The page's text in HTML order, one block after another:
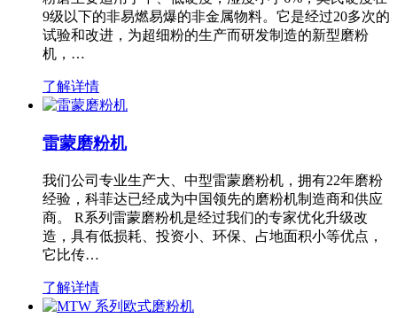
9级以下的非易燃易爆的非金属物料。它是经过20多次的
试验和改进，为超细粉的生产而研发制造的新型磨粉
机，…
了解详情
雷蒙磨粉机
我们公司专业生产大、中型雷蒙磨粉机，拥有22年磨粉
经验，科菲达已经成为中国领先的磨粉机制造商和供应
商。 R系列雷蒙磨粉机是经过我们的专家优化升级改
造，具有低损耗、投资小、环保、占地面积小等优点，
它比传…
了解详情